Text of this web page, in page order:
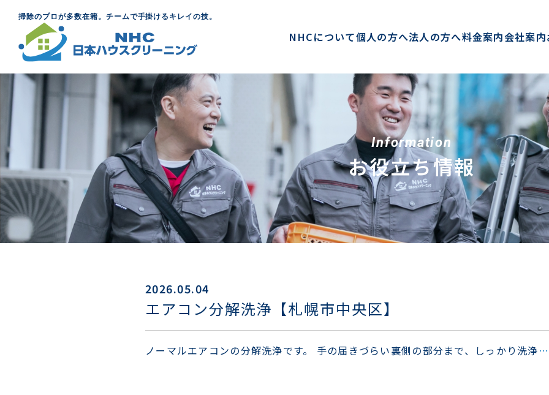
掃除のプロが多数在籍。チームで手掛けるキレイの技。
NHCについて個人の方へ法人の方へ料金案内会社案内
Information
お役立ち情報
2026.05.04
エアコン分解洗浄【札幌市中央区】
ノーマルエアコンの分解洗浄です。 手の届きづらい裏側の部分まで、しっかり洗浄